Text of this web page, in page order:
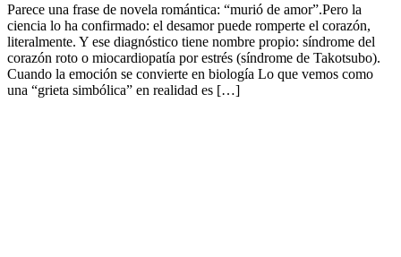
Parece una frase de novela romántica: “murió de amor”.Pero la
ciencia lo ha confirmado: el desamor puede romperte el corazón,
literalmente. Y ese diagnóstico tiene nombre propio: síndrome del
corazón roto o miocardiopatía por estrés (síndrome de Takotsubo).
Cuando la emoción se convierte en biología Lo que vemos como
una “grieta simbólica” en realidad es […]